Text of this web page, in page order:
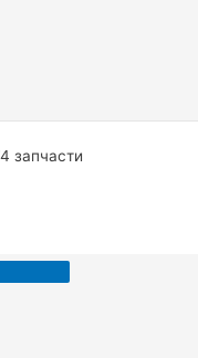
запчасти